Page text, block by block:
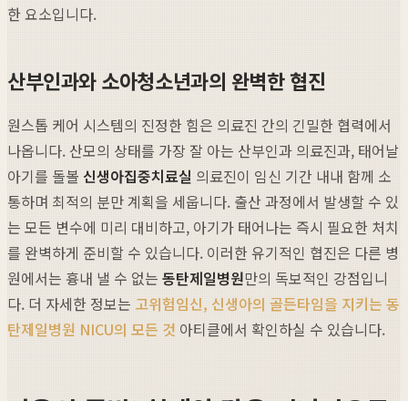
한 요소입니다.
산부인과와 소아청소년과의 완벽한 협진
원스톱 케어 시스템의 진정한 힘은 의료진 간의 긴밀한 협력에서
나옵니다. 산모의 상태를 가장 잘 아는 산부인과 의료진과, 태어날
아기를 돌볼 신생아집중치료실 의료진이 임신 기간 내내 함께 소
통하며 최적의 분만 계획을 세웁니다. 출산 과정에서 발생할 수 있
는 모든 변수에 미리 대비하고, 아기가 태어나는 즉시 필요한 처치
를 완벽하게 준비할 수 있습니다. 이러한 유기적인 협진은 다른 병
원에서는 흉내 낼 수 없는 동탄제일병원만의 독보적인 강점입니
다. 더 자세한 정보는 고위험임신, 신생아의 골든타임을 지키는 동
탄제일병원 NICU의 모든 것 아티클에서 확인하실 수 있습니다.